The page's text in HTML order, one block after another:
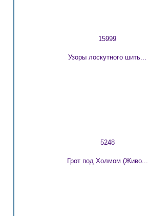
15999
Узоры лоскутного шить...
5248
Грот под Холмом (Живо...